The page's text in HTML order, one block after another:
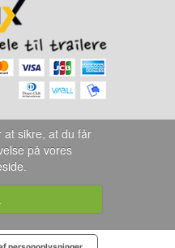
at sikre, at du får
på vores
personoplysninger